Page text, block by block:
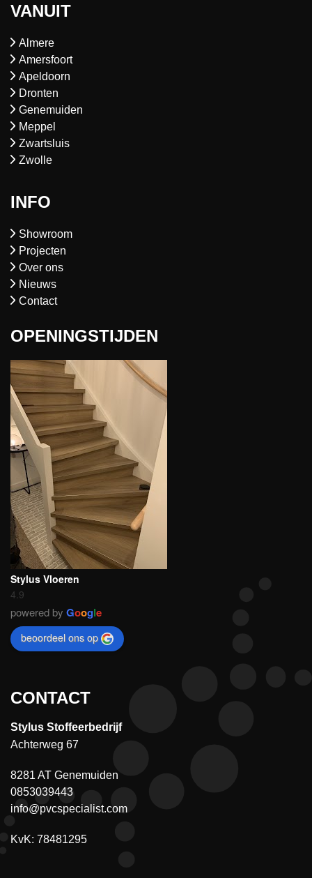
VANUIT
Almere
Amersfoort
Apeldoorn
Dronten
Genemuiden
Meppel
Zwartsluis
Zwolle
INFO
Showroom
Projecten
Over ons
Nieuws
Contact
OPENINGSTIJDEN
Stylus Vloeren
4.9
powered by Google
beoordeel ons op
CONTACT
Stylus Stoffeerbedrijf
Achterweg 67
8281 AT Genemuiden
0853039443
info@pvcspecialist.com
KvK: 78481295